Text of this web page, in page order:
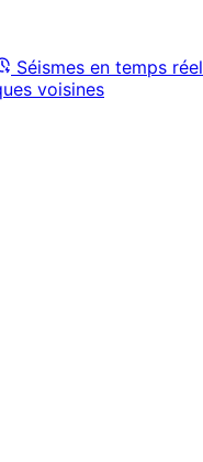
Séismes en temps réel
voisines